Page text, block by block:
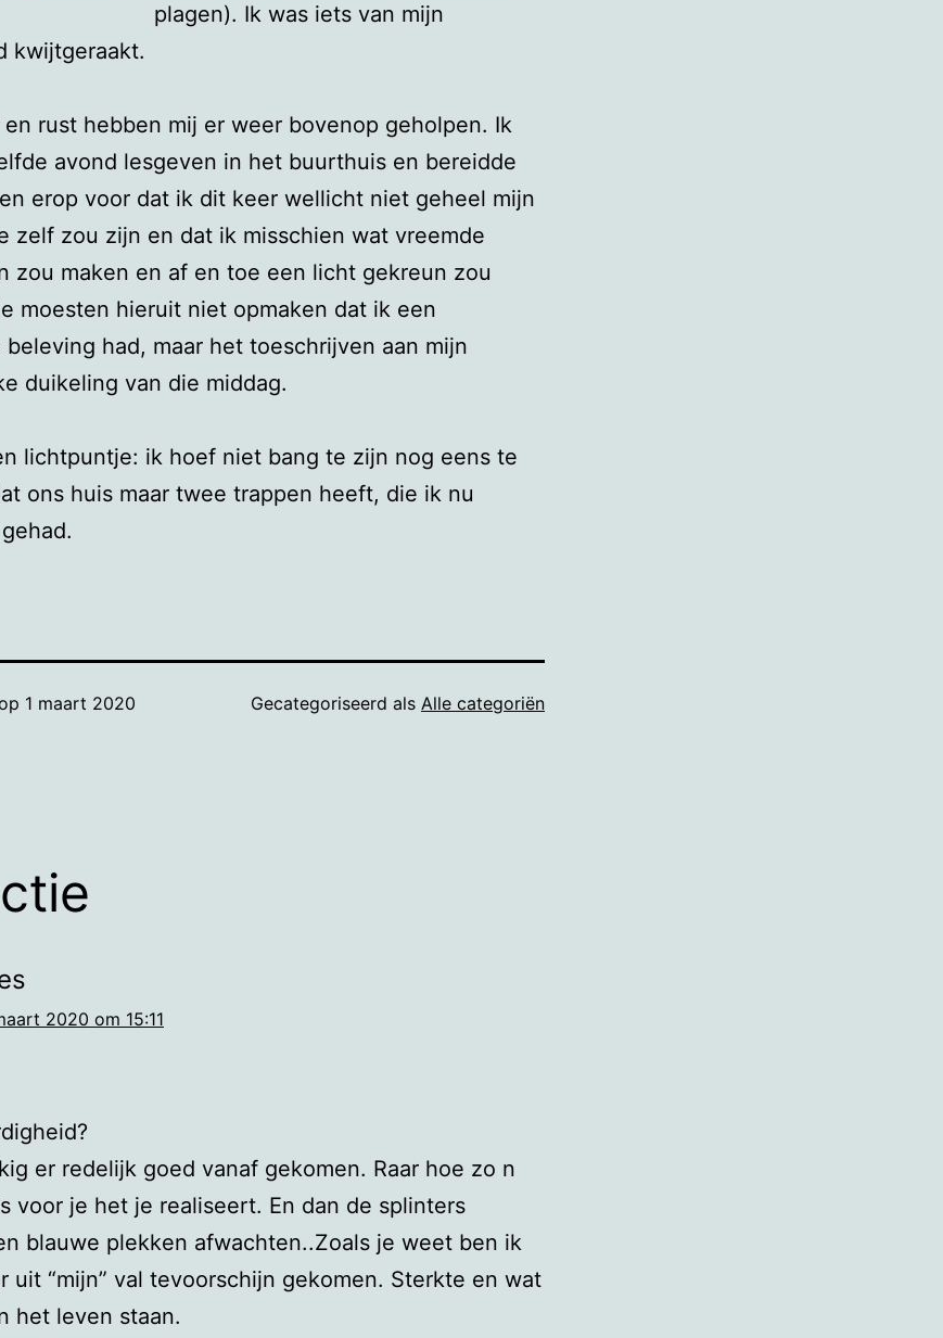
plagen). Ik was iets van mijn
kwijtgeraakt.
rust hebben mij er weer bovenop geholpen. Ik
avond lesgeven in het buurthuis en bereidde
erop voor dat ik dit keer wellicht niet geheel mijn
zelf zou zijn en dat ik misschien wat vreemde
zou maken en af en toe een licht gekreun zou
moesten hieruit niet opmaken dat ik een
beleving had, maar het toeschrijven aan mijn
duikeling van die middag.
lichtpuntje: ik hoef niet bang te zijn nog eens te
ons huis maar twee trappen heeft, die ik nu
1 maart 2020
Gecategoriseerd als Alle categoriën
2020 om 15:11
er redelijk goed vanaf gekomen. Raar hoe zo n
voor je het je realiseert. En dan de splinters
blauwe plekken afwachten..Zoals je weet ben ik
uit “mijn” val tevoorschijn gekomen. Sterkte en wat
het leven staan.